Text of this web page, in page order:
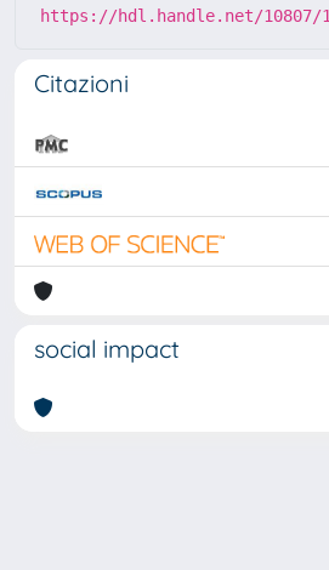
https://hdl.handle.net/10807/
Citazioni
social impact